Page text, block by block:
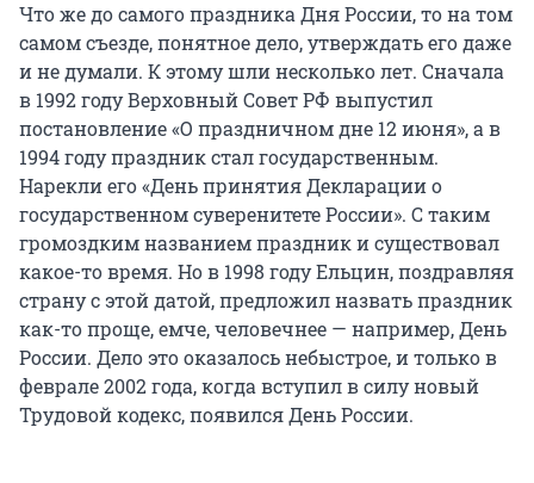
Что же до самого праздника Дня России, то на том
самом съезде, понятное дело, утверждать его даже
и не думали. К этому шли несколько лет. Сначала
в 1992 году Верховный Совет РФ выпустил
постановление «О праздничном дне 12 июня», а в
1994 году праздник стал государственным.
Нарекли его «День принятия Декларации о
государственном суверенитете России». С таким
громоздким названием праздник и существовал
какое-то время. Но в 1998 году Ельцин, поздравляя
страну с этой датой, предложил назвать праздник
как-то проще, емче, человечнее — например, День
России. Дело это оказалось небыстрое, и только в
феврале 2002 года, когда вступил в силу новый
Трудовой кодекс, появился День России.